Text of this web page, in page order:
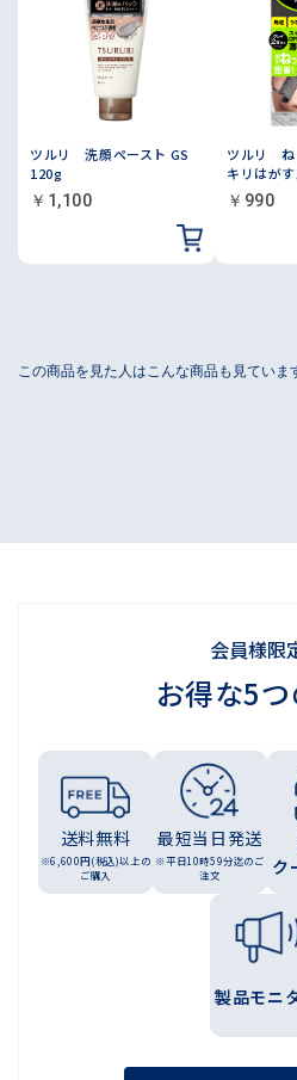
ツルリ 洗顔ペースト GS
120g
￥1,100
ツルリ ね
キリはが
￥990
会員様限
お得な5
送料無料
※6,600円(税込)以上の
ご購入
最短当日発送
※平日10時59分迄のご
注文
ク
製品モニ